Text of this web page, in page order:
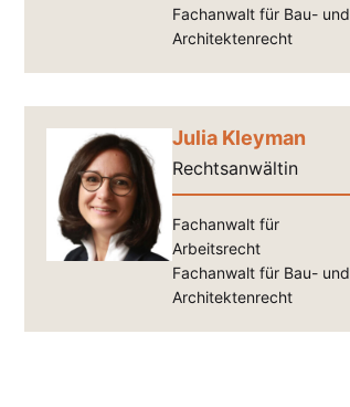
Fachanwalt für Bau- und
Architektenrecht
Julia Kleyman
Rechtsanwältin
Fachanwalt für
Arbeitsrecht
Fachanwalt für Bau- und
Architektenrecht